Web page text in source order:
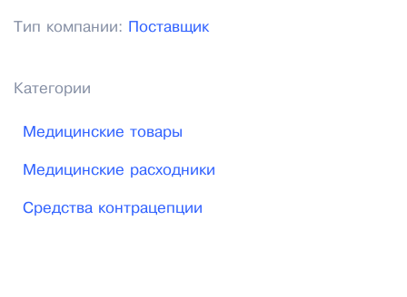
Прямые связи с крупными зарубежными
Unomedical, Metrax, Utas, Pharma Systems и
(Можайский МИЗ, МИЗ-Ворсма и другие)
позволяют формировать низкие цены на товар.
Ассортимент Компании насчитывает свыше 5
Тип компании: Поставщик
Категории
Медицинские товары
Медицинские расходники
Средства контрацепции